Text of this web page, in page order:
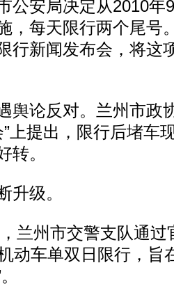
公安局决定从2010年
，每天限行两个尾号
行新闻发布会，将这
论反对。兰州市政
”上提出，限行后堵车
转。
级。
州市交警支队通过
动车单双日限行，旨